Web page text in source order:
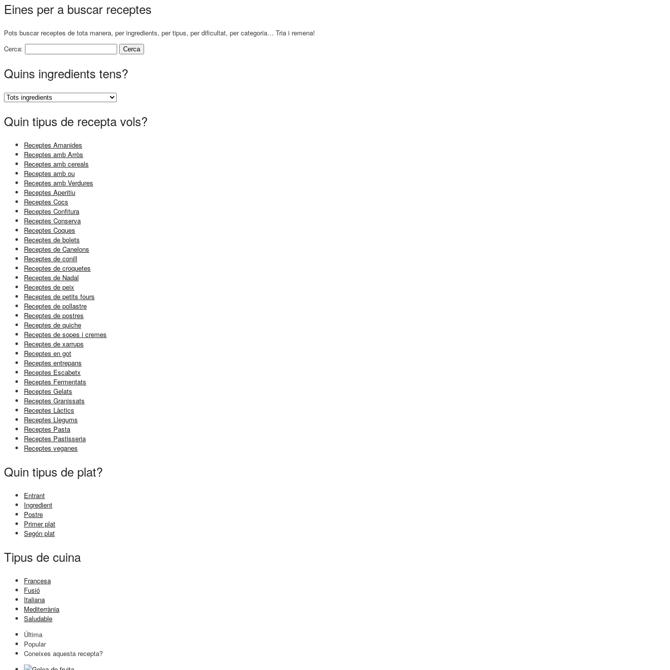
Eines per a buscar receptes
Pots buscar receptes de tota manera, per ingredients, per tipus, per dificultat, per categoria… Tria i remena!
Cerca:
Quins ingredients tens?
Quin tipus de recepta vols?
Receptes Amanides
Receptes amb Arròs
Receptes amb cereals
Receptes amb ou
Receptes amb Verdures
Receptes Aperitiu
Receptes Cocs
Receptes Confitura
Receptes Conserva
Receptes Coques
Receptes de bolets
Receptes de Canelons
Receptes de conill
Receptes de croquetes
Receptes de Nadal
Receptes de peix
Receptes de petits fours
Receptes de pollastre
Receptes de postres
Receptes de quiche
Receptes de sopes i cremes
Receptes de xarrups
Receptes en got
Receptes entrepans
Receptes Escabetx
Receptes Fermentats
Receptes Gelats
Receptes Granissats
Receptes Làctics
Receptes Llegums
Receptes Pasta
Receptes Pastisseria
Receptes veganes
Quin tipus de plat?
Entrant
Ingredient
Postre
Primer plat
Segón plat
Tipus de cuina
Francesa
Fusió
Italiana
Mediterrània
Saludable
Última
Popular
Coneixes aquesta recepta?